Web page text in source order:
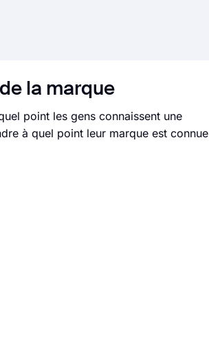
la marque
point les gens connaissent une
à quel point leur marque est connue